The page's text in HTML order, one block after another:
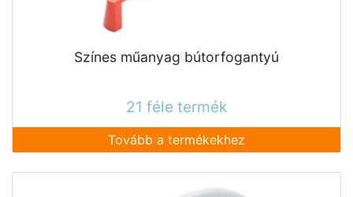
Színes műanyag bútorfogantyú
21 féle termék
Tovább a termékekhez